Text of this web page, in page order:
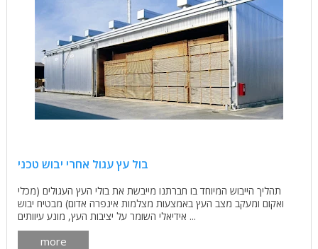
בול עץ עגול אחרי יבוש טכני
תהליך הייבוש המיוחד בו חברתנו מייבשת את בולי העץ העגולים (מכלי
ואקום ומעקב מצב העץ באמצעות מצלמות אינפרה אדום) מבטיח יבוש
אידיאלי השומר על יציבות העץ, מונע עיוותים ...
more